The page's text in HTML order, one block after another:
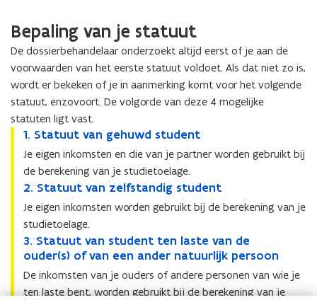
Bepaling van je statuut
De dossierbehandelaar onderzoekt altijd eerst of je aan de
voorwaarden van het eerste statuut voldoet. Als dat niet zo is,
wordt er bekeken of je in aanmerking komt voor het volgende
statuut, enzovoort. De volgorde van deze 4 mogelijke
statuten ligt vast.
1
S
t
a
t
u
u
t
a
1. Statuut van gehuwd student
1
.
S
t
a
t
u
u
t
a
Je eigen inkomsten en die van je partner worden gebruikt bij
de berekening van je studietoelage.
2
t
a
t
u
u
2. Statuut van zelfstandig student
2
.
t
a
t
u
u
Je eigen inkomsten worden gebruikt bij de berekening van je
studietoelage.
3
.
S
3. Statuut van student ten laste van de
ouder(s) of van een ander natuurlijk persoon
3
.
S
De inkomsten van je ouders of andere personen van wie je
ten laste bent, worden gebruikt bij de berekening van je